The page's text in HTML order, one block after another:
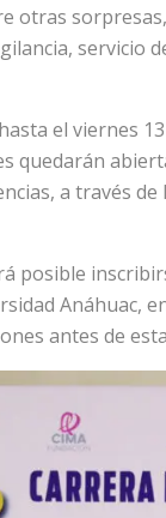
otras
servicio
el viernes
quedarán
a través de
posible
Anáhuac,
antes de